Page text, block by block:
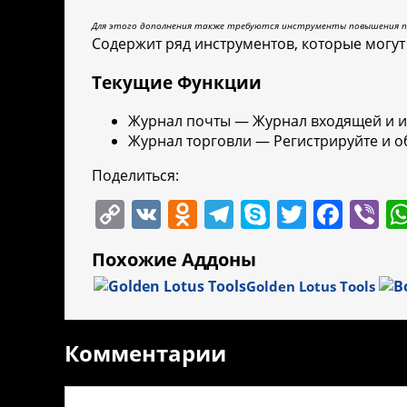
Для этого дополнения также требуются инструменты повышения
Содержит ряд инструментов, которые
Текущие Функции
Журнал почты — Журнал входящей и
Журнал торговли — Регистрируйте и
Поделиться:
C
p
y
Li
n
k
V O
n
o
kl
a
ss
T
e
gr
a
S
y
p
e
T
itt
er
F
c
e
b
o
Vi
er
Похожие Аддоны
Golden Lotus Tools
Комментарии